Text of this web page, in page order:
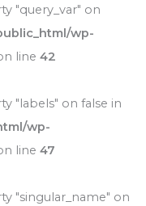
"query_var" on
wp-
line 42
"labels" on false in
wp-
line 47
"singular_name" on